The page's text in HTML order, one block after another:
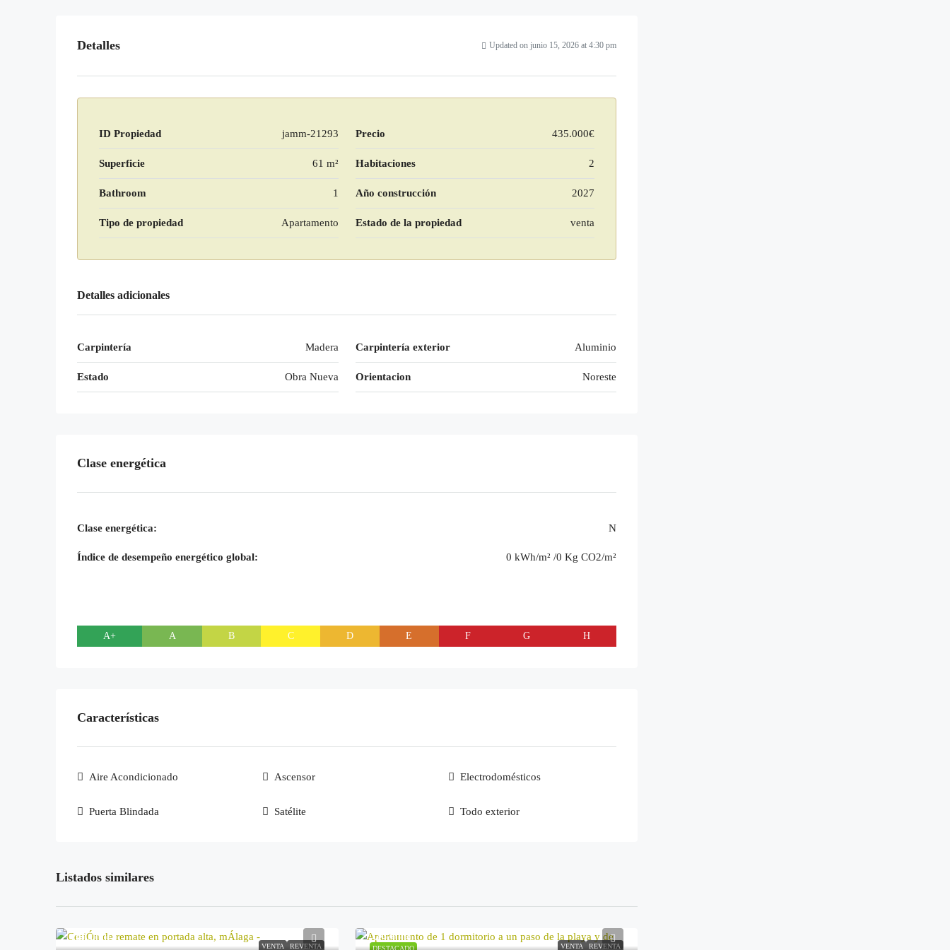
Detalles Updated on junio 15, 2026 at 4:30 pm
ID Propiedad jamm-21293 Precio 435.000€
Superficie 61 m² Habitaciones 2
Bathroom 1 Año construcción 2027
Tipo de propiedad Apartamento Estado de la propiedad venta
Detalles adicionales
Carpintería Madera Carpintería exterior Aluminio
Estado Obra Nueva Orientacion Noreste
Clase energética
Clase energética: N
Índice de desempeño energético global: 0 kWh/m² /0 Kg CO2/m²
A+ A B C D E F G H
Características
Aire Acondicionado Ascensor Electrodomésticos
Puerta Blindada Satélite Todo exterior
Listados similares
VENTA REVENTA
100.000€
VENTA REVENTA
249.900€